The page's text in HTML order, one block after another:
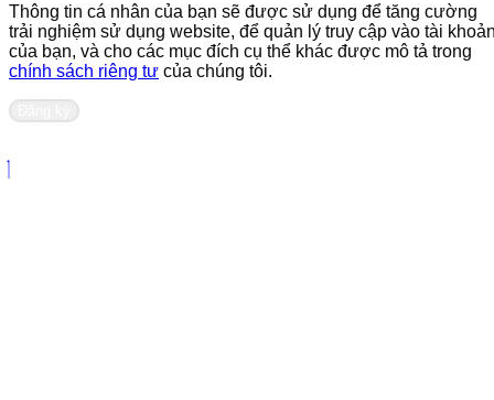
Thông tin cá nhân của bạn sẽ được sử dụng để tăng cường
trải nghiệm sử dụng website, để quản lý truy cập vào tài
của bạn, và cho các mục đích cụ thể khác được mô tả trong
chính sách riêng tư của chúng tôi.